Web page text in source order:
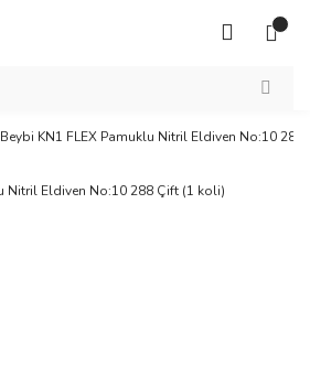
Beybi KN1 FLEX Pamuklu Nitril Eldiven No:10